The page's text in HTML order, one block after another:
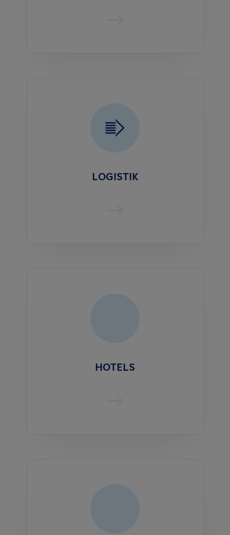
LOGISTIK
HOTELS